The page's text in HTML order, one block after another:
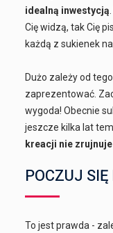
idealną inwestycją
Cię widzą, tak Cię
każdą z sukienek
Dużo zależy od
zaprezentować.
wygoda! Obecnie
jeszcze kilka lat
kreacji nie
POCZUJ
To jest prawda -